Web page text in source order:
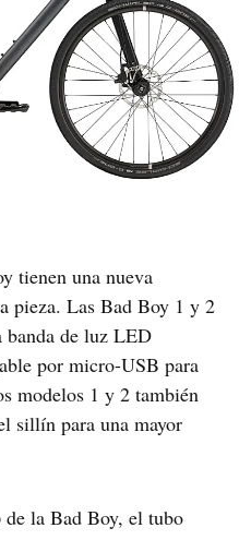
tienen una nueva
pieza. Las Bad Boy 1 y 2
de luz LED
por micro-USB para
modelos 1 y 2 también
sillín para una mayor
de la Bad Boy, el tubo